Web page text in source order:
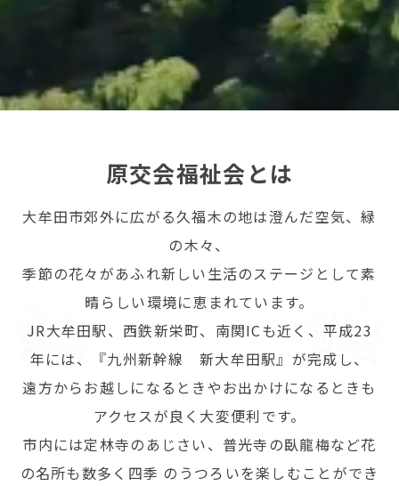
原交会福祉会とは
大牟田市郊外に広がる久福木の地は澄んだ空気、緑
の木々、
季節の花々があふれ新しい生活のステージとして素
晴らしい環境に恵まれています。
JR大牟田駅、西鉄新栄町、南関ICも近く、平成23
年には、『九州新幹線 新大牟田駅』が完成し、
遠方からお越しになるときやお出かけになるときも
アクセスが良く大変便利です。
市内には定林寺のあじさい、普光寺の臥龍梅など花
の名所も数多く四季 のうつろいを楽しむことができ